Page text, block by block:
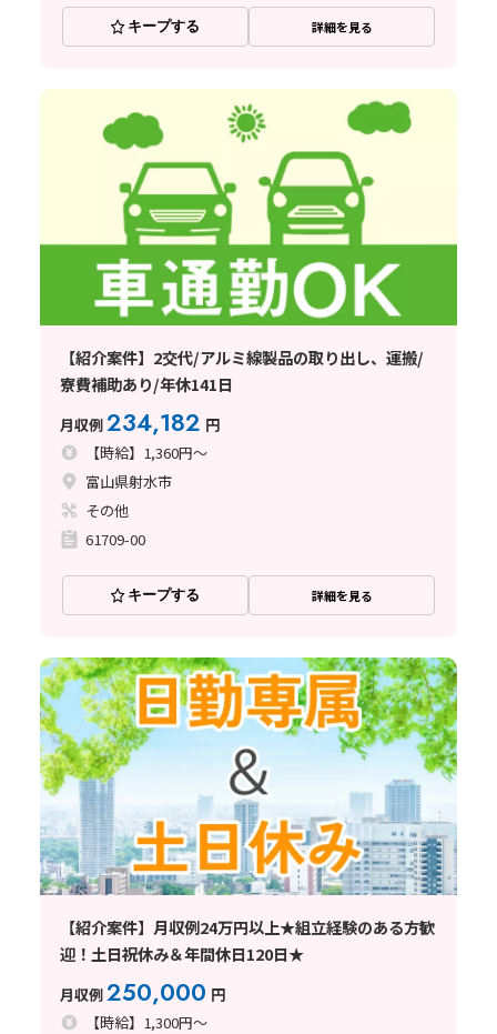
キープする 詳細を見る
【紹介案件】2交代/アルミ線製品の取り出し、運搬/
寮費補助あり/年休141日
月収例234,182 円
【時給】1,360円～
富山県射水市
その他
61709-00
キープする 詳細を見る
【紹介案件】月収例24万円以上★組立経験のある方歓
迎！土日祝休み＆年間休日120日★
月収例250,000 円
【時給】1,300円～